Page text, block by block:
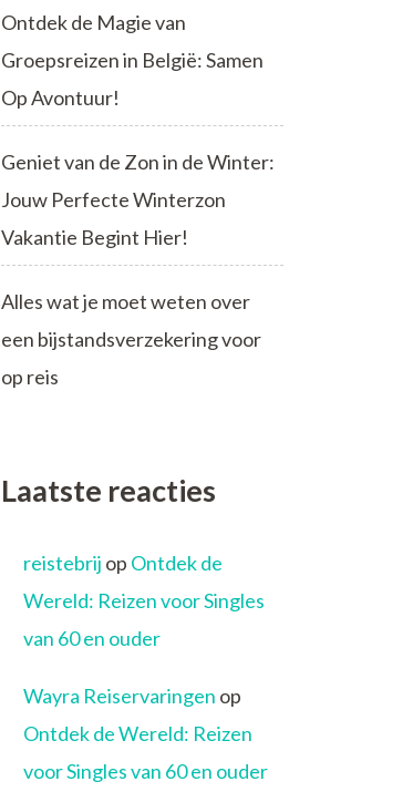
Ontdek de Magie van
Groepsreizen in België: Samen
Op Avontuur!
Geniet van de Zon in de Winter:
Jouw Perfecte Winterzon
Vakantie Begint Hier!
Alles wat je moet weten over
een bijstandsverzekering voor
op reis
Laatste reacties
reistebrij op Ontdek de
Wereld: Reizen voor Singles
van 60 en ouder
Wayra Reiservaringen op
Ontdek de Wereld: Reizen
voor Singles van 60 en ouder